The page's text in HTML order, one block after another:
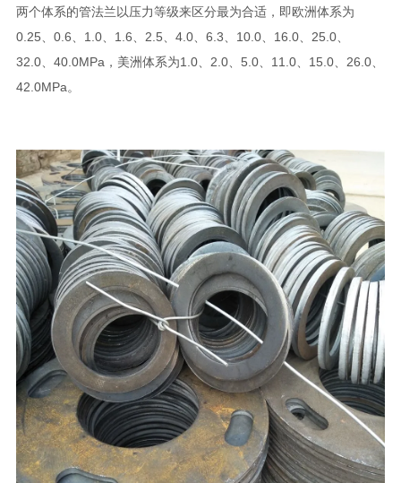
两个体系的管法兰以压力等级来区分最为合适，即欧洲体系为
0.25、0.6、1.0、1.6、2.5、4.0、6.3、10.0、16.0、25.0、
32.0、40.0MPa，美洲体系为1.0、2.0、5.0、11.0、15.0、26.0、
42.0MPa。